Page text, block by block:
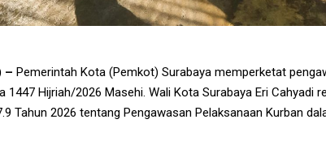
– Pemerintah Kota (Pemkot) Surabaya memperketat
1447 Hijriah/2026 Masehi. Wali Kota Surabaya Eri Cahyadi
Tahun 2026 tentang Pengawasan Pelaksanaan Kurban